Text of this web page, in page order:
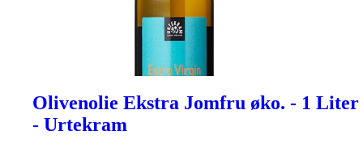
Olivenolie Ekstra Jomfru øko. - 1 Liter
- Urtekram